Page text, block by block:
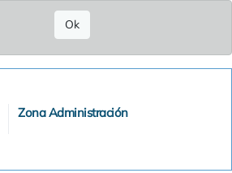
Ok
Zona Administración